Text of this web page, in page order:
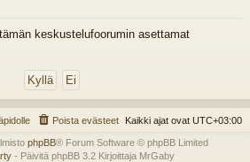
keskustelufoorumin asettamat
Kaikki ajat ovat UTC+03:00
Poista evästeet
phpBB® Forum Software © phpBB Limited
- Päivitä phpBB 3.2 Kirjoittaja MrGaby